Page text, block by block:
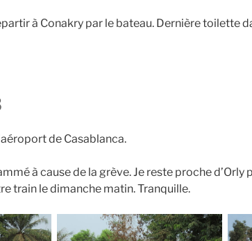
à Conakry par le bateau. Dernière toilette
de Casablanca.
à cause de la grève. Je reste proche d’Orly
train le dimanche matin. Tranquille.